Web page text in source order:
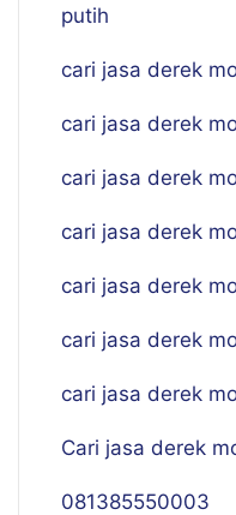
putih
cari jasa derek
cari jasa derek
cari jasa derek
cari jasa derek
cari jasa derek
cari jasa derek
cari jasa derek
Cari jasa derek
081385550003